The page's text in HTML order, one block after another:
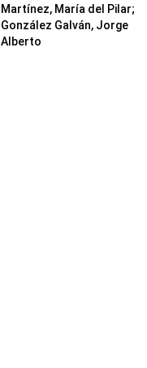
Martínez, María del Pilar;
González Galván, Jorge
Alberto